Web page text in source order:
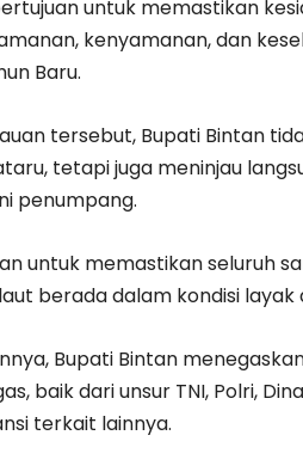
untuk memastikan
kenyamanan, dan
Baru.
tersebut, Bupati Bintan
tetapi juga meninjau
penumpang.
untuk memastikan seluruh
berada dalam kondisi layak
Bupati Bintan
baik dari unsur TNI, Polri,
terkait lainnya.